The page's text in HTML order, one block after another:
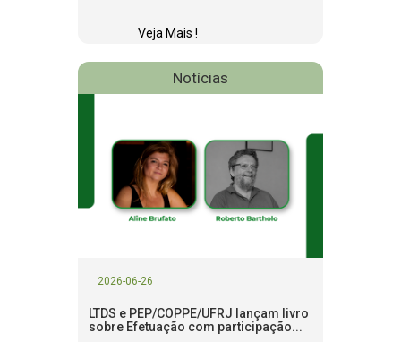
Veja Mais !
Notícias
2026-06-26
LTDS e PEP/COPPE/UFRJ lançam livro
sobre Efetuação com participação...